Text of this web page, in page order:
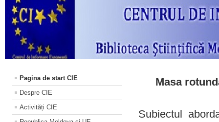
Pagina de start CIE
Despre CIE
Activități CIE
Masa
Subiectul